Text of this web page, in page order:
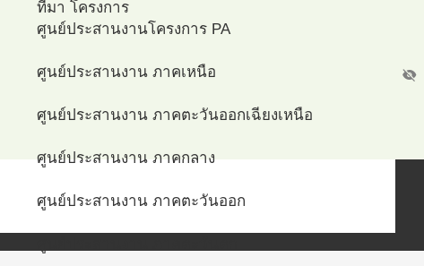
visibility_off
ที่มา โครงการ
ศูนย์ประสานงานโครงการ PA
ศูนย์ประสานงาน ภาคเหนือ
ศูนย์ประสานงาน ภาคตะวันออกเฉียงเหนือ
ศูนย์ประสานงาน ภาคกลาง
ศูนย์ประสานงาน ภาคตะวันออก